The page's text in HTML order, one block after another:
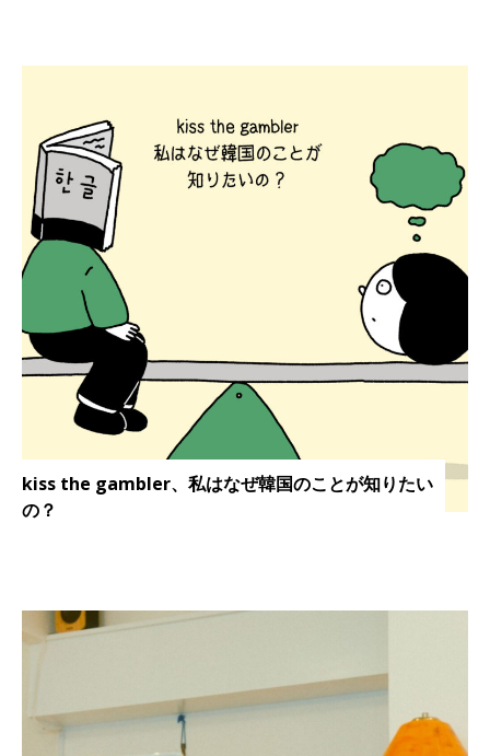
kiss the gambler、私はなぜ韓国のことが知りたい
の？